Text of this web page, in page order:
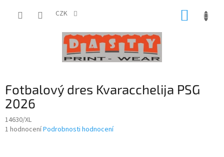
CZK
Fotbalový dres Kvaracchelija PSG
2026
14630/XL
Průměrné
1 hodnoceníPodrobnosti hodnocení